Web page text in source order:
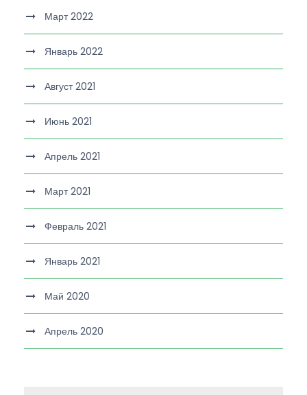
Март 2022
Январь 2022
Август 2021
Июнь 2021
Апрель 2021
Март 2021
Февраль 2021
Январь 2021
Май 2020
Апрель 2020